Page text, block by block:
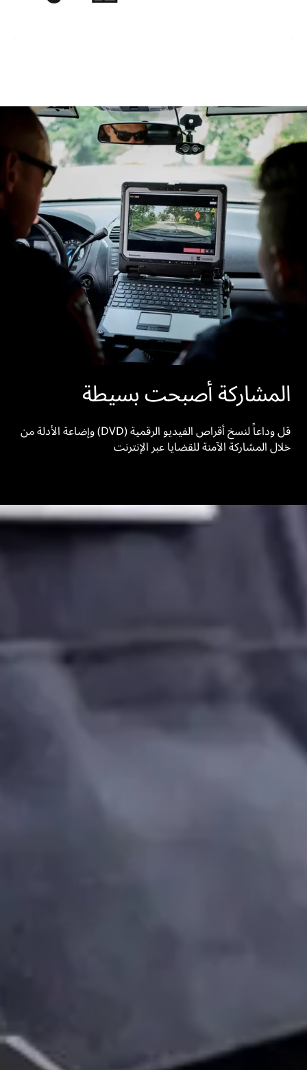
المشاركة أصبحت بسيطة
قل وداعاً لنسخ أقراص الفيديو الرقمية (DVD) وإضاعة الأدلة من
خلال المشاركة الآمنة للقضايا عبر الإنترنت